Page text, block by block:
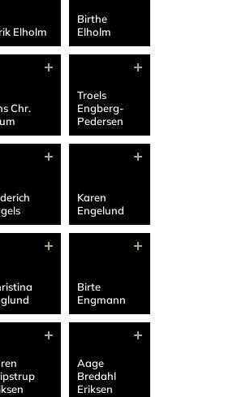
Elholm
Birthe
Elholm
Chr.
Troels
Engberg-
Pedersen
Karen
Engelund
Birte
Engmann
Aage
Bredahl
Eriksen